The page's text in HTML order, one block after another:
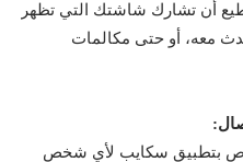
أن تشارك شاشتك التي تظهر
معه، أو حتى مكالمات
بتطبيق سكايب لأي شخص